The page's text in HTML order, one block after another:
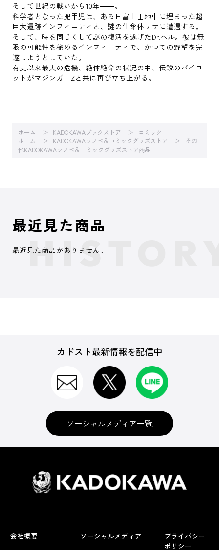
そして世紀の戦いから10年――。
科学者となった兜甲児は、ある日富士山地中に埋まった超
巨大遺跡インフィニティと、謎の生命体リサに遭遇する。
そして、時を同じくして謎の復活を遂げたDr.ヘル。彼は無
限の可能性を秘めるインフィニティで、かつての野望を完
遂しようとしていた。
有史以来最大の危機、絶体絶命の状況の中、伝説のパイロ
ットがマジンガーZと共に再び立ち上がる。
ホーム KADOKAWAブックストア
コミック
ホーム
KADOKAWAラノベ＆コミックグッズストア
その
他KADOKAWAラノベ＆コミックグッズストア商品
最近見た商品
最近見た商品がありません。
カドスト最新情報を配信中
ソーシャルメディア一覧
会社概要
ソーシャルメディア
プライバシー
ポリシー